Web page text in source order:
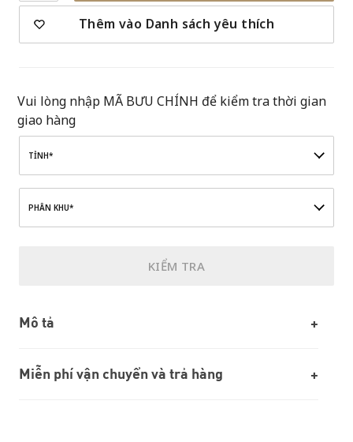
Thêm vào Danh sách yêu thích
Vui lòng nhập MÃ BƯU CHÍNH để kiểm tra thời gian
giao hàng
TỈNH*
PHÂN KHU*
KIỂM TRA
Mô tả
Miễn phí vận chuyển và trả hàng